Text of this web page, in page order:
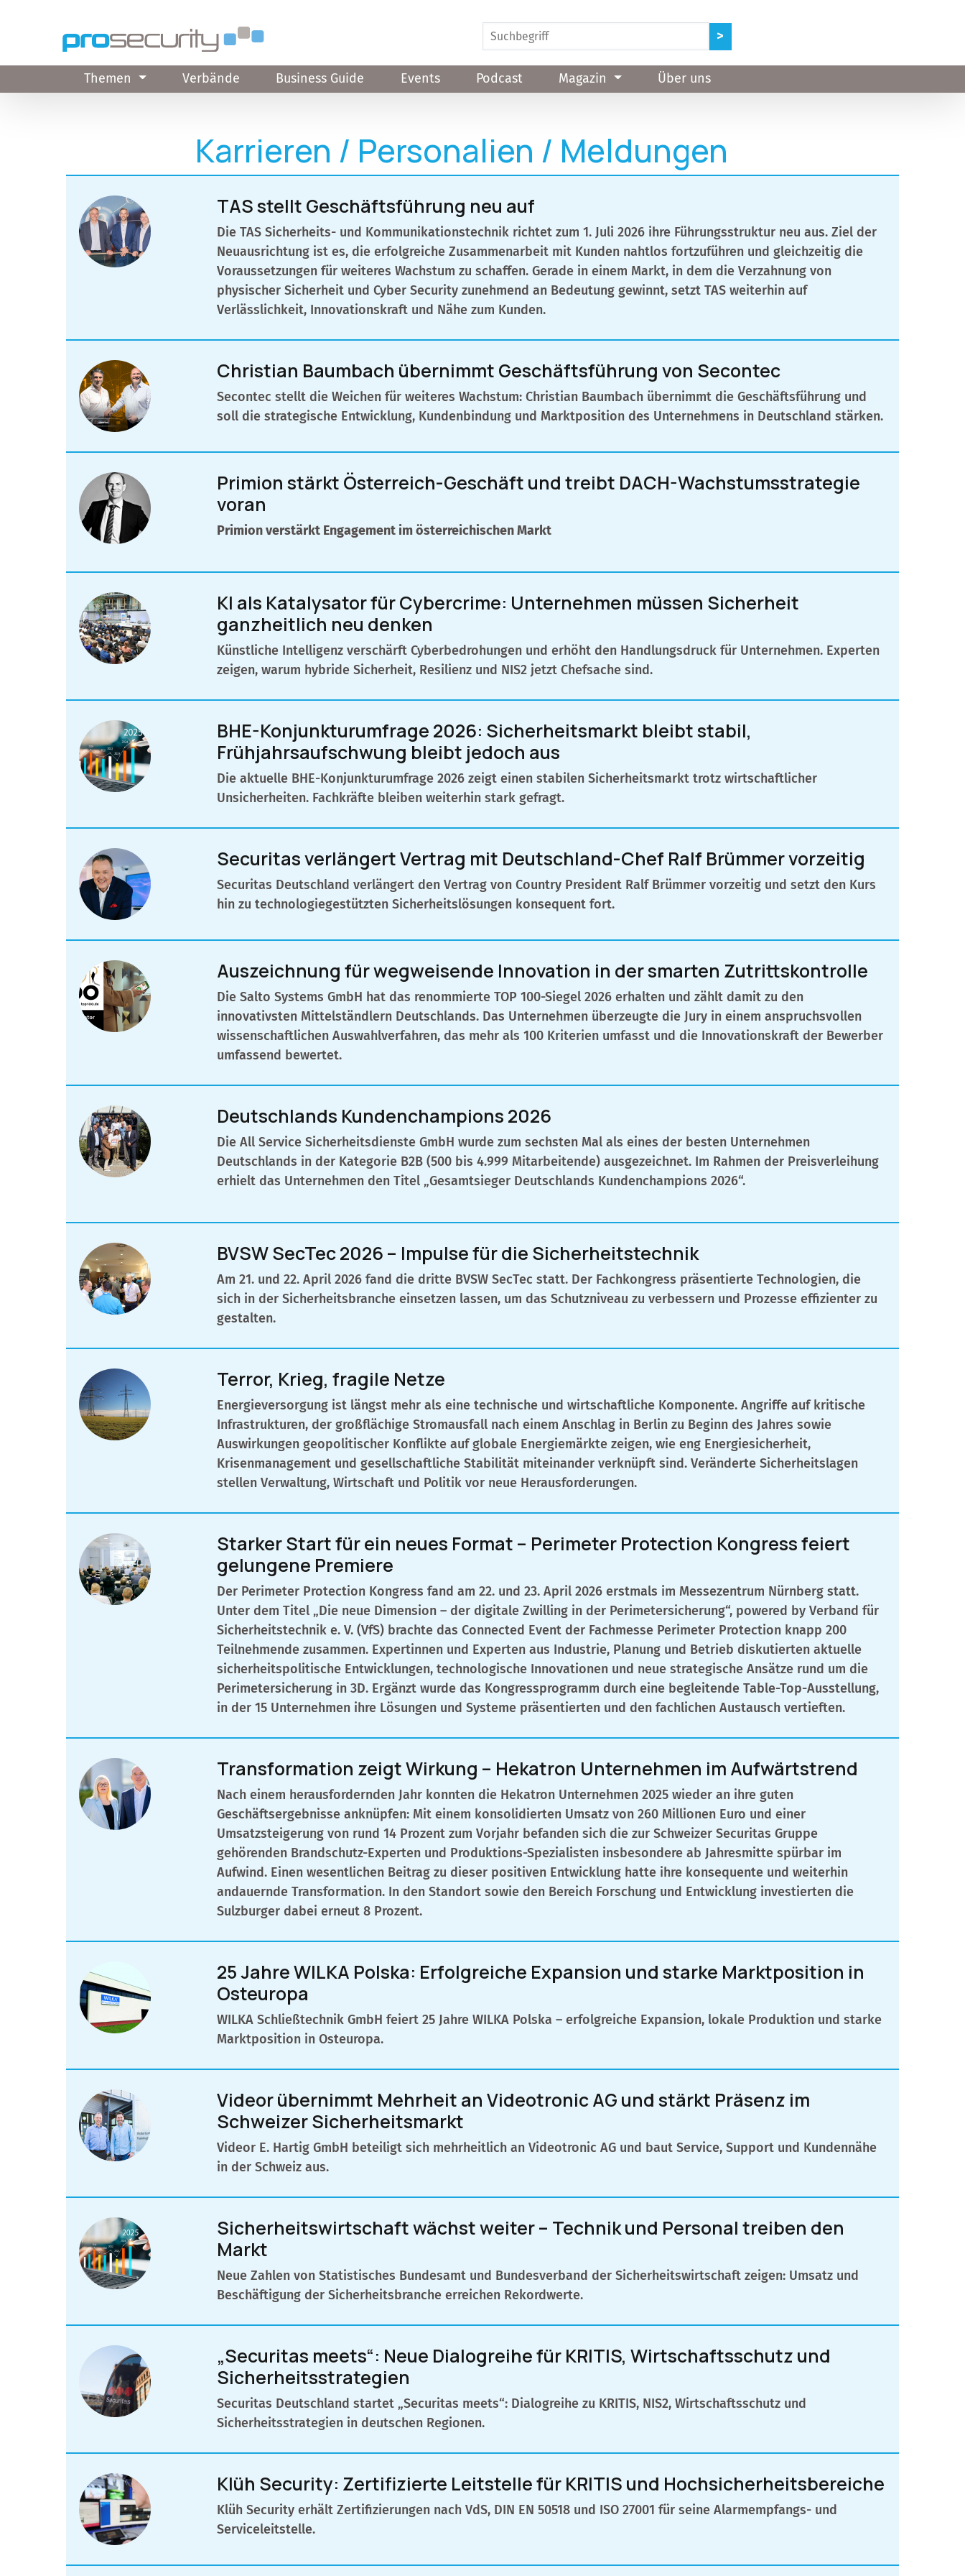
Themen Verbände Business Guide Events Podcast Magazin Über uns
Karrieren / Personalien / Meldungen
TAS stellt Geschäftsführung neu auf
Die TAS Sicherheits- und Kommunikationstechnik richtet zum 1. Juli 2026 ihre Führungsstruktur neu aus. Ziel der
Neuausrichtung ist es, die erfolgreiche Zusammenarbeit mit Kunden nahtlos fortzuführen und gleichzeitig die
Voraussetzungen für weiteres Wachstum zu schaffen. Gerade in einem Markt, in dem die Verzahnung von
physischer Sicherheit und Cyber Security zunehmend an Bedeutung gewinnt, setzt TAS weiterhin auf
Verlässlichkeit, Innovationskraft und Nähe zum Kunden.
Christian Baumbach übernimmt Geschäftsführung von Secontec
Secontec stellt die Weichen für weiteres Wachstum: Christian Baumbach übernimmt die Geschäftsführung und
soll die strategische Entwicklung, Kundenbindung und Marktposition des Unternehmens in Deutschland stärken.
Primion stärkt Österreich-Geschäft und treibt DACH-Wachstumsstrategie
voran
Primion verstärkt Engagement im österreichischen Markt
KI als Katalysator für Cybercrime: Unternehmen müssen Sicherheit
ganzheitlich neu denken
Künstliche Intelligenz verschärft Cyberbedrohungen und erhöht den Handlungsdruck für Unternehmen. Experten
zeigen, warum hybride Sicherheit, Resilienz und NIS2 jetzt Chefsache sind.
BHE-Konjunkturumfrage 2026: Sicherheitsmarkt bleibt stabil,
Frühjahrsaufschwung bleibt jedoch aus
Die aktuelle BHE-Konjunkturumfrage 2026 zeigt einen stabilen Sicherheitsmarkt trotz wirtschaftlicher
Unsicherheiten. Fachkräfte bleiben weiterhin stark gefragt.
Securitas verlängert Vertrag mit Deutschland-Chef Ralf Brümmer vorzeitig
Securitas Deutschland verlängert den Vertrag von Country President Ralf Brümmer vorzeitig und setzt den Kurs
hin zu technologiegestützten Sicherheitslösungen konsequent fort.
Auszeichnung für wegweisende Innovation in der smarten Zutrittskontrolle
Die Salto Systems GmbH hat das renommierte TOP 100-Siegel 2026 erhalten und zählt damit zu den
innovativsten Mittelständlern Deutschlands. Das Unternehmen überzeugte die Jury in einem anspruchsvollen
wissenschaftlichen Auswahlverfahren, das mehr als 100 Kriterien umfasst und die Innovationskraft der Bewerber
umfassend bewertet.
Deutschlands Kundenchampions 2026
Die All Service Sicherheitsdienste GmbH wurde zum sechsten Mal als eines der besten Unternehmen
Deutschlands in der Kategorie B2B (500 bis 4.999 Mitarbeitende) ausgezeichnet. Im Rahmen der Preisverleihung
erhielt das Unternehmen den Titel „Gesamtsieger Deutschlands Kundenchampions 2026“.
BVSW SecTec 2026 – Impulse für die Sicherheitstechnik
Am 21. und 22. April 2026 fand die dritte BVSW SecTec statt. Der Fachkongress präsentierte Technologien, die
sich in der Sicherheitsbranche einsetzen lassen, um das Schutzniveau zu verbessern und Prozesse effizienter zu
gestalten.
Terror, Krieg, fragile Netze
Energieversorgung ist längst mehr als eine technische und wirtschaftliche Komponente. Angriffe auf kritische
Infrastrukturen, der großflächige Stromausfall nach einem Anschlag in Berlin zu Beginn des Jahres sowie
Auswirkungen geopolitischer Konflikte auf globale Energiemärkte zeigen, wie eng Energiesicherheit,
Krisenmanagement und gesellschaftliche Stabilität miteinander verknüpft sind. Veränderte Sicherheitslagen
stellen Verwaltung, Wirtschaft und Politik vor neue Herausforderungen.
Starker Start für ein neues Format – Perimeter Protection Kongress feiert
gelungene Premiere
Der Perimeter Protection Kongress fand am 22. und 23. April 2026 erstmals im Messezentrum Nürnberg statt.
Unter dem Titel „Die neue Dimension – der digitale Zwilling in der Perimetersicherung“, powered by Verband für
Sicherheitstechnik e. V. (VfS) brachte das Connected Event der Fachmesse Perimeter Protection knapp 200
Teilnehmende zusammen. Expertinnen und Experten aus Industrie, Planung und Betrieb diskutierten aktuelle
sicherheitspolitische Entwicklungen, technologische Innovationen und neue strategische Ansätze rund um die
Perimetersicherung in 3D. Ergänzt wurde das Kongressprogramm durch eine begleitende Table-Top-Ausstellung,
in der 15 Unternehmen ihre Lösungen und Systeme präsentierten und den fachlichen Austausch vertieften.
Transformation zeigt Wirkung – Hekatron Unternehmen im Aufwärtstrend
Nach einem herausfordernden Jahr konnten die Hekatron Unternehmen 2025 wieder an ihre guten
Geschäftsergebnisse anknüpfen: Mit einem konsolidierten Umsatz von 260 Millionen Euro und einer
Umsatzsteigerung von rund 14 Prozent zum Vorjahr befanden sich die zur Schweizer Securitas Gruppe
gehörenden Brandschutz-Experten und Produktions-Spezialisten insbesondere ab Jahresmitte spürbar im
Aufwind. Einen wesentlichen Beitrag zu dieser positiven Entwicklung hatte ihre konsequente und weiterhin
andauernde Transformation. In den Standort sowie den Bereich Forschung und Entwicklung investierten die
Sulzburger dabei erneut 8 Prozent.
25 Jahre WILKA Polska: Erfolgreiche Expansion und starke Marktposition in
Osteuropa
WILKA Schließtechnik GmbH feiert 25 Jahre WILKA Polska – erfolgreiche Expansion, lokale Produktion und starke
Marktposition in Osteuropa.
Videor übernimmt Mehrheit an Videotronic AG und stärkt Präsenz im
Schweizer Sicherheitsmarkt
Videor E. Hartig GmbH beteiligt sich mehrheitlich an Videotronic AG und baut Service, Support und Kundennähe
in der Schweiz aus.
Sicherheitswirtschaft wächst weiter – Technik und Personal treiben den
Markt
Neue Zahlen von Statistisches Bundesamt und Bundesverband der Sicherheitswirtschaft zeigen: Umsatz und
Beschäftigung der Sicherheitsbranche erreichen Rekordwerte.
„Securitas meets“: Neue Dialogreihe für KRITIS, Wirtschaftsschutz und
Sicherheitsstrategien
Securitas Deutschland startet „Securitas meets“: Dialogreihe zu KRITIS, NIS2, Wirtschaftsschutz und
Sicherheitsstrategien in deutschen Regionen.
Klüh Security: Zertifizierte Leitstelle für KRITIS und Hochsicherheitsbereiche
Klüh Security erhält Zertifizierungen nach VdS, DIN EN 50518 und ISO 27001 für seine Alarmempfangs- und
Serviceleitstelle.